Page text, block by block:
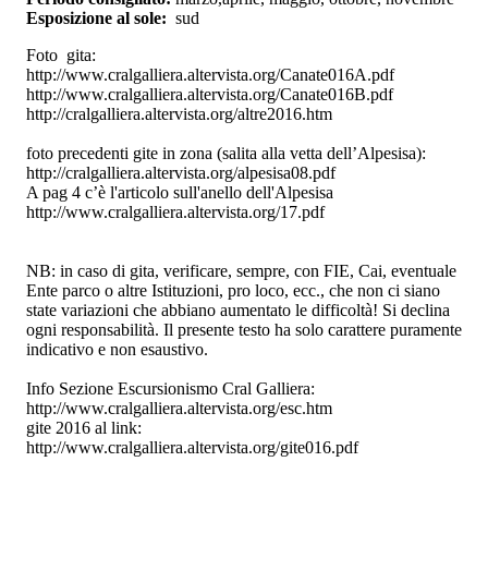
Esposizione al sole: sud
Foto gita:
http://www.cralgalliera.altervista.org/Canate016A.pdf
http://www.cralgalliera.altervista.org/Canate016B.pdf
http://cralgalliera.altervista.org/altre2016.htm
foto precedenti gite in zona (salita alla vetta dell’Alpesisa):
http://cralgalliera.altervista.org/alpesisa08.pdf
A pag 4 c’è l'articolo sull'anello dell'Alpesisa
http://www.cralgalliera.altervista.org/17.pdf
NB: in caso di gita, verificare, sempre, con FIE, Cai, eventuale
Ente parco o altre Istituzioni, pro loco, ecc., che non ci siano
state variazioni che abbiano aumentato le difficoltà! Si declina
ogni responsabilità. Il presente testo ha solo carattere puramente
indicativo e non esaustivo.
Info Sezione Escursionismo Cral Galliera:
http://www.cralgalliera.altervista.org/esc.htm
gite 2016 al link:
http://www.cralgalliera.altervista.org/gite016.pdf